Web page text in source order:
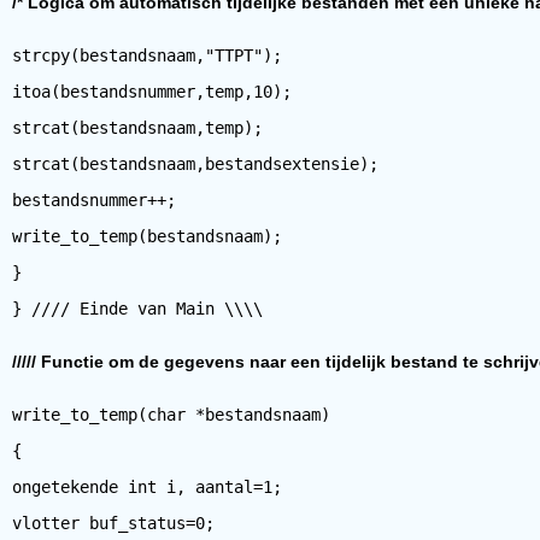
strcpy(bestandsnaam,"TTPT");
itoa(bestandsnummer,temp,10);
strcat(bestandsnaam,temp);
strcat(bestandsnaam,bestandsextensie);
bestandsnummer++;
write_to_temp(bestandsnaam);
}
///// Functie om de gegevens naar een tijdelijk bestand te
write_to_temp(char *bestandsnaam)
{
ongetekende int i, aantal=1;
vlotter buf_status=0;